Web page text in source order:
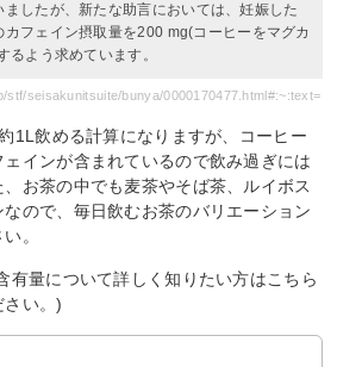
したが、新たな助言においては、妊娠した
フェイン摂取量を200 mg(コーヒーをマグカ
るよう求めています。
stf/seisakunitsuite/bunya/0000170477.html#:~:text=
1L飲める計算になりますが、コーヒー
インが含まれているので飲み過ぎには
お茶の中でも麦茶やそば茶、ルイボス
ので、毎日飲むお茶のバリエーション
。
有量について詳しく知りたい方はこちら
さい。)